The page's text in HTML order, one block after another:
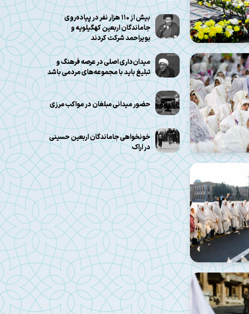
بیش از ۱۱۰ هزار نفر در پیاده‌روی
جاماندگان اربعین کهگیلویه و
بویراحمد شرکت کردند
میدان‌داری اصلی در عرصه فرهنگ و
تبلیغ باید با مجموعه‌های مردمی باشد
حضور میدانی مبلغان در مواکب مرزی
خونخواهی جاماندگان اربعین حسینی
در اراک